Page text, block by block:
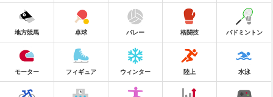
地方競馬 卓球 バレー 格闘技 バドミントン
モーター フィギュア ウィンター 陸上 水泳